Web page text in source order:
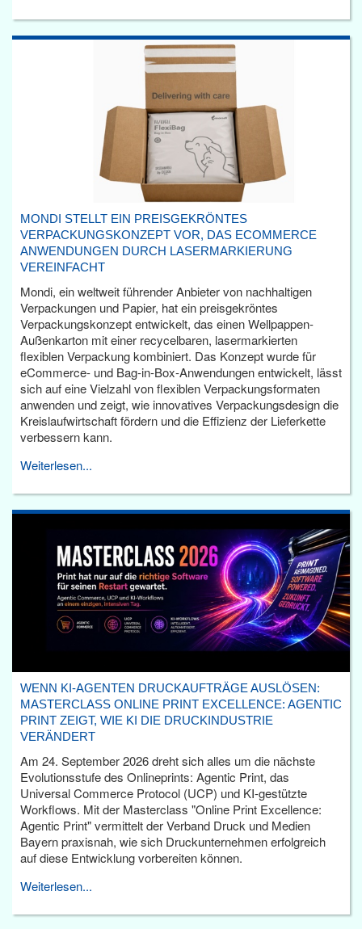
MONDI STELLT EIN PREISGEKRÖNTES
VERPACKUNGSKONZEPT VOR, DAS ECOMMERCE
ANWENDUNGEN DURCH LASERMARKIERUNG
VEREINFACHT
Mondi, ein weltweit führender Anbieter von nachhaltigen
Verpackungen und Papier, hat ein preisgekröntes
Verpackungskonzept entwickelt, das einen Wellpappen-
Außenkarton mit einer recycelbaren, lasermarkierten
flexiblen Verpackung kombiniert. Das Konzept wurde für
eCommerce- und Bag-in-Box-Anwendungen entwickelt, lässt
sich auf eine Vielzahl von flexiblen Verpackungsformaten
anwenden und zeigt, wie innovatives Verpackungsdesign die
Kreislaufwirtschaft fördern und die Effizienz der Lieferkette
verbessern kann.
Weiterlesen...
WENN KI-AGENTEN DRUCKAUFTRÄGE AUSLÖSEN:
MASTERCLASS ONLINE PRINT EXCELLENCE: AGENTIC
PRINT ZEIGT, WIE KI DIE DRUCKINDUSTRIE
VERÄNDERT
Am 24. September 2026 dreht sich alles um die nächste
Evolutionsstufe des Onlineprints: Agentic Print, das
Universal Commerce Protocol (UCP) und KI-gestützte
Workflows. Mit der Masterclass "Online Print Excellence:
Agentic Print" vermittelt der Verband Druck und Medien
Bayern praxisnah, wie sich Druckunternehmen erfolgreich
auf diese Entwicklung vorbereiten können.
Weiterlesen...